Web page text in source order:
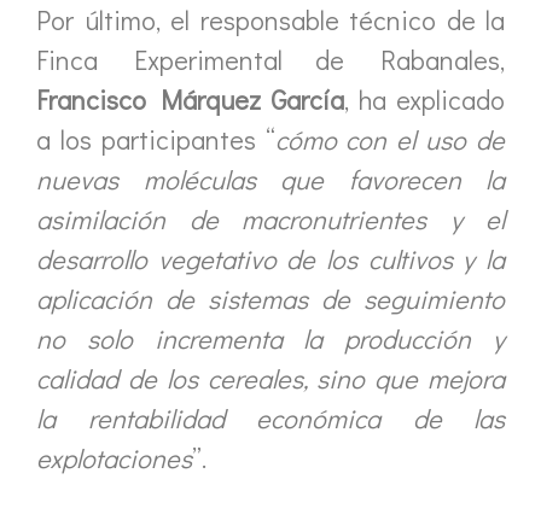
Por último, el responsable técnico de la
Finca Experimental de Rabanales,
Francisco Márquez García, ha explicado
a los participantes “cómo con el uso de
nuevas moléculas que favorecen la
asimilación de macronutrientes y el
desarrollo vegetativo de los cultivos y la
aplicación de sistemas de seguimiento
no solo incrementa la producción y
calidad de los cereales, sino que mejora
la rentabilidad económica de las
explotaciones”.